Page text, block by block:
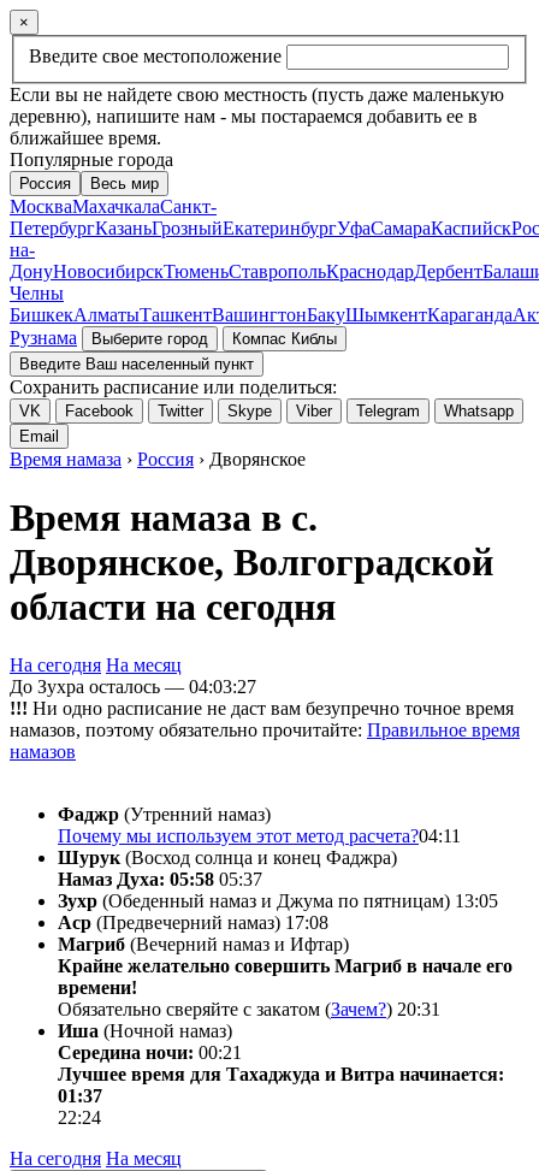
×
Введите свое местоположение
Если вы не найдете свою местность (пусть даже маленькую
деревню), напишите нам - мы постараемся добавить ее в
ближайшее время.
Популярные города
Россия Весь мир
МоскваМахачкалаСанкт-
ПетербургКазаньГрозныйЕкатеринбургУфаСамараКаспийск
на-
ДонуНовосибирскТюменьСтавропольКраснодарДербент
Челны
БишкекАлматыТашкентВашингтонБакуШымкентКараганда
Рузнама
Выберите город
Компас Киблы
Введите Ваш населенный пункт
Сохранить расписание или поделиться:
VK Facebook Twitter Skype Viber Telegram
Whatsapp
Email
Время намаза › Россия › Дворянское
Время намаза в с.
Дворянское, Волгоградской
области на сегодня
На сегодня На месяц
До Зухра осталось — 04:03:27
!!! Ни одно расписание не даст вам безупречно точное время
намазов, поэтому обязательно прочитайте: Правильное время
намазов
Фаджр (Утренний намаз)
Почему мы используем этот метод расчета?04:11
Шурук (Восход солнца и конец Фаджра)
Намаз Духа: 05:58 05:37
Зухр (Обеденный намаз и Джума по пятницам) 13:05
Аср (Предвечерний намаз) 17:08
Магриб (Вечерний намаз и Ифтар)
Крайне желательно совершить Магриб в начале его
времени!
Обязательно сверяйте с закатом (Зачем?) 20:31
Иша (Ночной намаз)
Середина ночи: 00:21
Лучшее время для Тахаджуда и Витра начинается:
01:37
22:24
На сегодня На месяц